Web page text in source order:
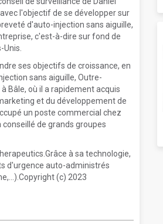
l'objectif de se développer sur
d'auto-injection sans aiguille,
c'est-à-dire sur fond de
ses objectifs de croissance, en
sans aiguille, Outre-
Bâle, où il a rapidement acquis
et du développement de
un poste commercial chez
conseillé de grands groupes
à sa technologie,
d'urgence auto-administrés
(c) 2023